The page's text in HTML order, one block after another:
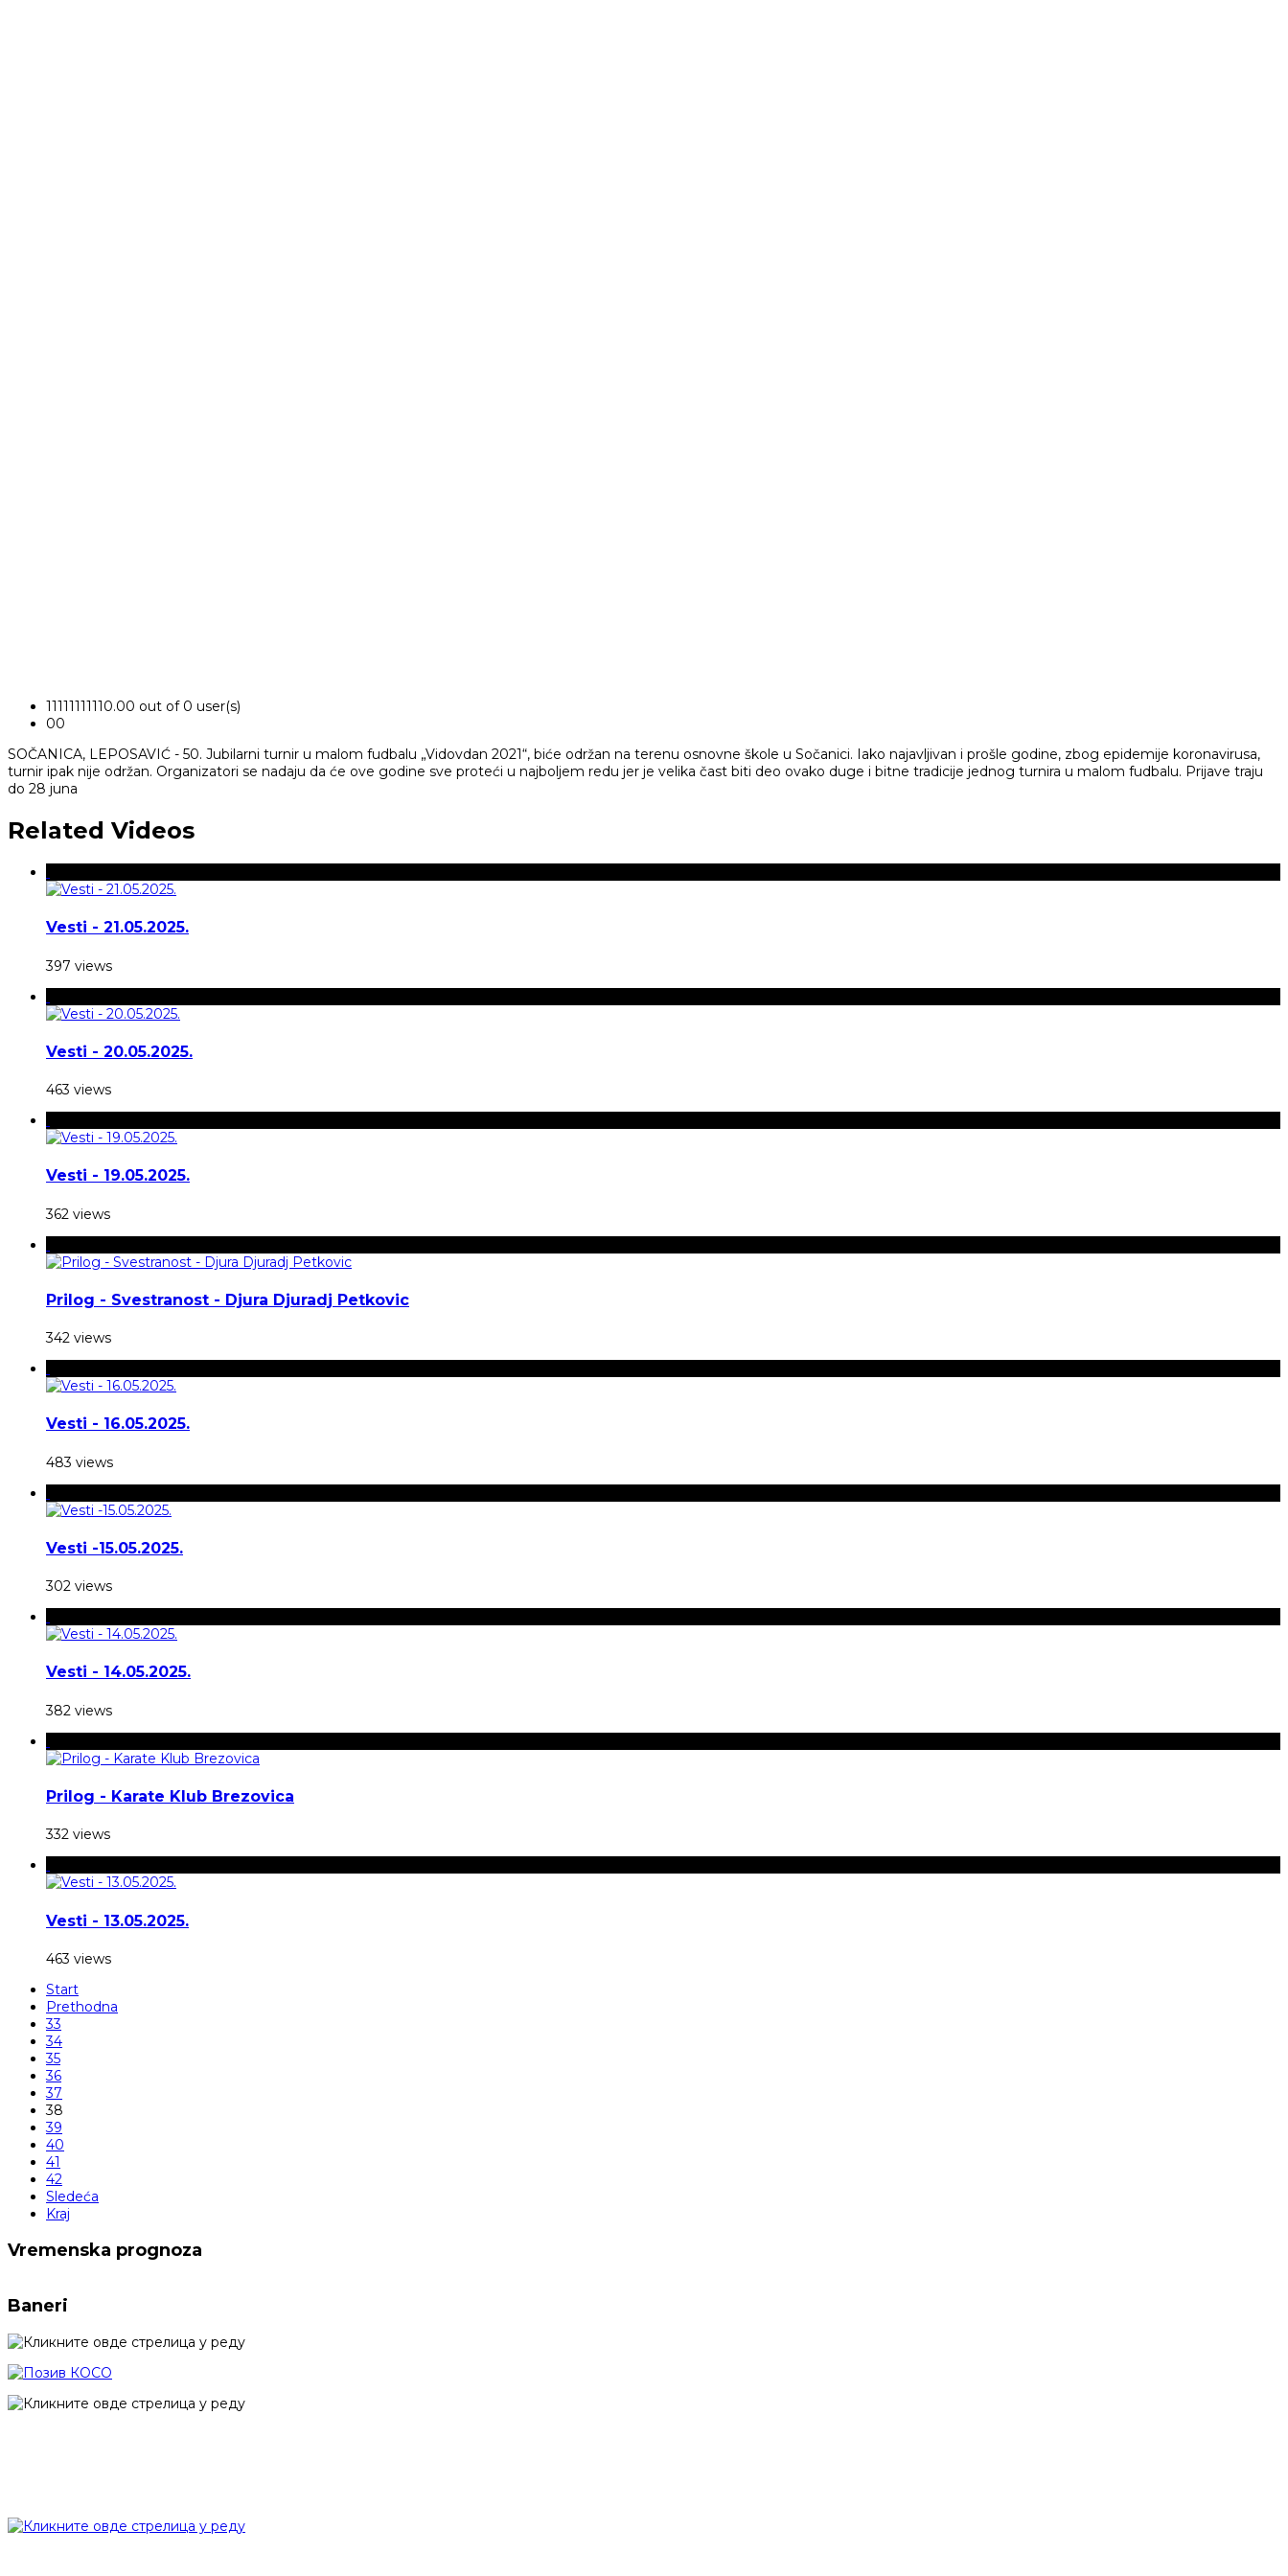
11111111110.00 out of 0 user(s)
00
SOČANICA, LEPOSAVIĆ - 50. Jubilarni turnir u malom fudbalu „Vidovdan 2021“, biće održan na terenu osnovne škole u Sočanici. Iako najavljivan i prošle godine, zbog epidemije koronavirusa,
turnir ipak nije održan. Organizatori se nadaju da će ove godine sve proteći u najboljem redu jer je velika čast biti deo ovako duge i bitne tradicije jednog turnira u malom fudbalu. Prijave traju
do 28 juna
Related Videos
Vesti - 21.05.2025.
397 views
Vesti - 20.05.2025.
463 views
Vesti - 19.05.2025.
362 views
Prilog - Svestranost - Djura Djuradj Petkovic
342 views
Vesti - 16.05.2025.
483 views
Vesti -15.05.2025.
302 views
Vesti - 14.05.2025.
382 views
Prilog - Karate Klub Brezovica
332 views
Vesti - 13.05.2025.
463 views
Start
Prethodna
33
34
35
36
37
38
39
40
41
42
Sledeća
Kraj
Vremenska prognoza
Baneri